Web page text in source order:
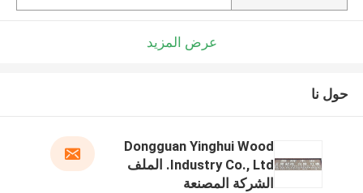
عرض المزيد
حول نا
Dongguan Yinghui Wood
Industry Co., Ltd. الملف
الشركة المصنعة